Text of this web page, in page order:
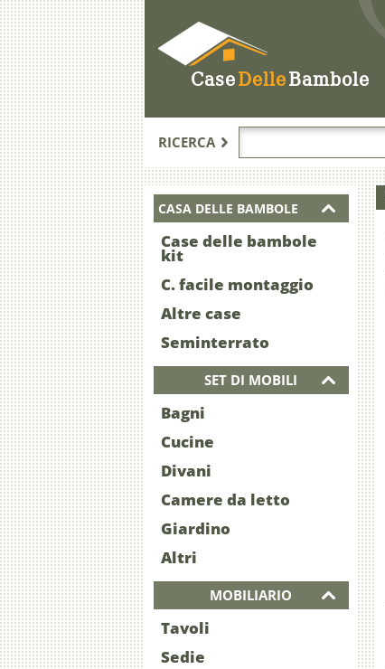
CaseDelleBambole
RICERCA
CASA DELLE BAMBOLE
Case delle bambole
kit
C. facile montaggio
Altre case
Seminterrato
SET DI MOBILI
Bagni
Cucine
Divani
Camere da letto
Giardino
Altri
MOBILIARIO
Tavoli
Sedie